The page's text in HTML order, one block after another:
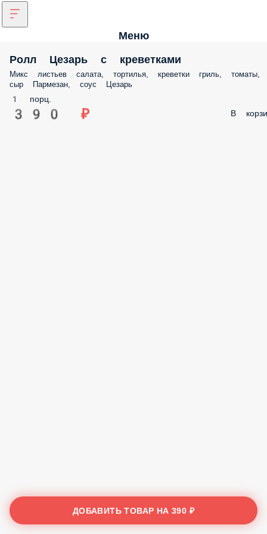
Меню
Ролл Цезарь с креветками
Микс листьев салата, тортилья, креветки гриль, томаты,
сыр Пармезан, соус Цезарь
1 порц.
390 ₽ В
ДОБАВИТЬ ТОВАР НА390 ₽